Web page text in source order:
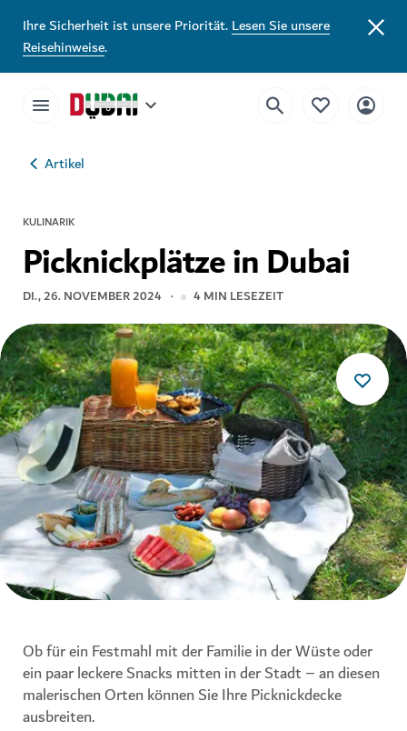
Ihre Sicherheit ist unsere Priorität.Lesen Sie unsere
Reisehinweise.
Artikel
KULINARIK
Picknickplätze in Dubai
DI., 26. NOVEMBER 2024 4MIN LESEZEIT
Ob für ein Festmahl mit der Familie in der Wüste oder
ein paar leckere Snacks mitten in der Stadt – an diesen
malerischen Orten können Sie Ihre Picknickdecke
ausbreiten.